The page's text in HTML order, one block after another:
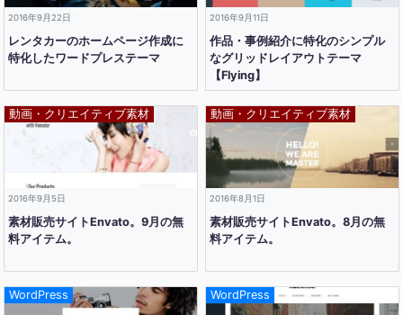
2016年9月22日
レンタカーのホームページ作成に
特化したワードプレステーマ
2016年9月11日
作品・事例紹介に特化のシンプル
なグリッドレイアウトテーマ
【Flying】
動画・クリエイティブ素材
2016年9月5日
素材販売サイトEnvato。9月の無
料アイテム。
動画・クリエイティブ素材
2016年8月1日
素材販売サイトEnvato。8月の無
料アイテム。
WordPress WordPress